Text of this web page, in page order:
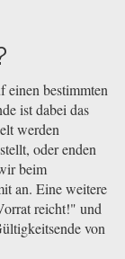
einen bestimmten
ist dabei das
werden
oder enden
beim
an. Eine weitere
reicht!" und
von